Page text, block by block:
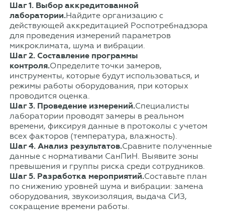
Шаг 1. Выбор аккредитованной
лаборатории.Найдите организацию с
действующей аккредитацией Роспотребнадзора
для проведения измерений параметров
микроклимата, шума и вибрации.
Шаг 2. Составление программы
контроля.Определите точки замеров,
инструменты, которые будут использоваться, и
режимы работы оборудования, при которых
проводится оценка.
Шаг 3. Проведение измерений.Специалисты
лаборатории проводят замеры в реальном
времени, фиксируя данные в протоколы с учетом
всех факторов (температура, влажность).
Шаг 4. Анализ результатов.Сравните полученные
данные с нормативами СанПиН. Выявите зоны
превышения и группы риска среди сотрудников.
Шаг 5. Разработка мероприятий.Составьте план
по снижению уровней шума и вибрации: замена
оборудования, звукоизоляция, выдача СИЗ,
сокращение времени работы.